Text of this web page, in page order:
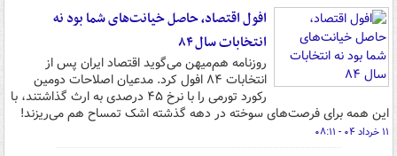
افول اقتصاد، حاصل خیانت‌های شما بود نه
انتخابات سال ۸۴
روزنامه هم‌میهن می‌گوید اقتصاد ایران پس از
انتخابات ۸۴ افول کرد. مدعیان اصلاحات دومین
رکورد تورمی را با نرخ ۴۵ درصدی به ارث گذاشتند، با
این همه برای فرصت‌های سوخته در دهه گذشته اشک تمساح هم می‌ریزند!
۱۱ خرداد ۰۴ - ۰۸:۱۱